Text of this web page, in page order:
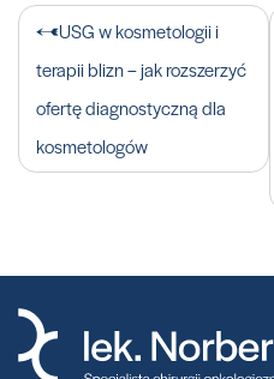
Nawigacja
wpisu
USG w kosmetologii i
terapii blizn – jak rozszerzyć
ofertę diagnostyczną dla
kosmetologów